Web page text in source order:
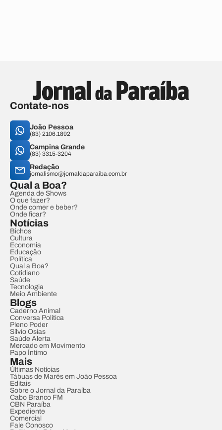
Contate-nos
João Pessoa
(83) 2106.1892
Campina Grande
(83) 3315-3204
Redação
jornalismo@jornaldaparaiba.com.br
Qual a Boa?
Agenda de Shows
O que fazer?
Onde comer e beber?
Onde ficar?
Notícias
Bichos
Cultura
Economia
Educação
Política
Qual a Boa?
Cotidiano
Saúde
Tecnologia
Meio Ambiente
Blogs
Caderno Animal
Conversa Política
Pleno Poder
Sílvio Osias
Saúde Alerta
Mercado em Movimento
Papo Íntimo
Mais
Últimas Notícias
Tábuas de Marés em João Pessoa
Editais
Sobre o Jornal da Paraíba
Cabo Branco FM
CBN Paraíba
Expediente
Comercial
Fale Conosco